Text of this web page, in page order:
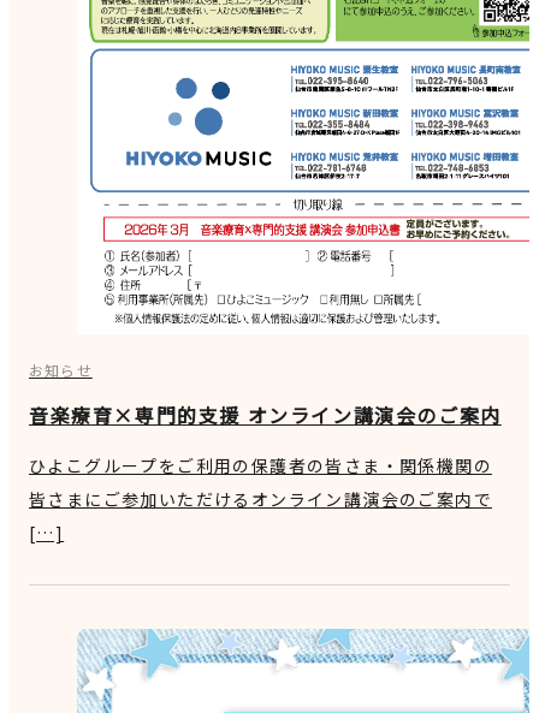
お知らせ
音楽療育×専門的支援 オンライン講演会のご案内
ひよこグループをご利用の保護者の皆さま・関係機関の
皆さまにご参加いただけるオンライン講演会のご案内で
[…]